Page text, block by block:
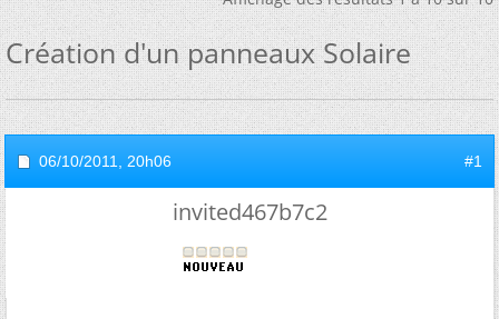
Création d'un panneaux Solaire
06/10/2011, 20h06 #1
invited467b7c2